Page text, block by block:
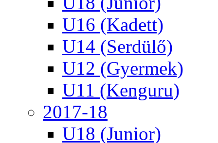
U16 (Kadett)
U14 (Serdülő)
U12 (Gyermek)
U11 (Kenguru)
2017-18
U18 (Junior)